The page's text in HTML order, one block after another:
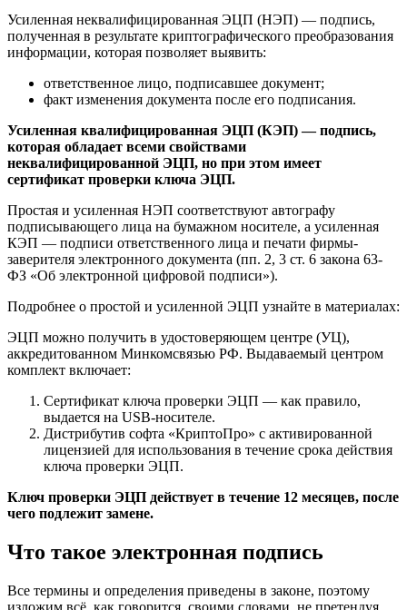
Усиленная неквалифицированная ЭЦП (НЭП) — подпись,
полученная в результате криптографического преобразования
информации, которая позволяет выявить:
ответственное лицо, подписавшее документ;
факт изменения документа после его подписания.
Усиленная квалифицированная ЭЦП (КЭП) — подпись,
которая обладает всеми свойствами
неквалифицированной ЭЦП, но при этом имеет
сертификат проверки ключа ЭЦП.
Простая и усиленная НЭП соответствуют автографу
подписывающего лица на бумажном носителе, а усиленная
КЭП — подписи ответственного лица и печати фирмы-
заверителя электронного документа (пп. 2, 3 ст. 6 закона 63-
ФЗ «Об электронной цифровой подписи»).
Подробнее о простой и усиленной ЭЦП узнайте в материалах:
ЭЦП можно получить в удостоверяющем центре (УЦ),
аккредитованном Минкомсвязью РФ. Выдаваемый центром
комплект включает:
Сертификат ключа проверки ЭЦП — как правило,
выдается на USB-носителе.
Дистрибутив софта «КриптоПро» с активированной
лицензией для использования в течение срока действия
ключа проверки ЭЦП.
Ключ проверки ЭЦП действует в течение 12 месяцев, после
чего подлежит замене.
Что такое электронная подпись
Все термины и определения приведены в законе, поэтому